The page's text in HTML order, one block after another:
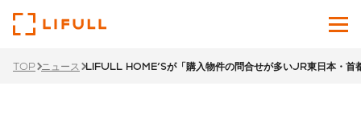
TOP ニュース LIFULL HOME'Sが「購入物件の問合せが多いJR東日本・首